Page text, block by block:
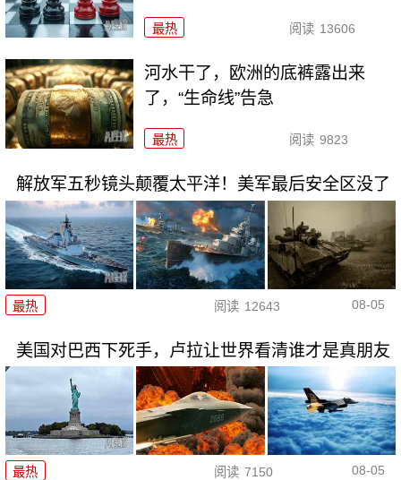
最热 阅读 13606
河水干了，欧洲的底裤露出来
了，“生命线”告急
最热 阅读 9823
解放军五秒镜头颠覆太平洋！美军最后安全区没了
最热 阅读 12643 08-05
美国对巴西下死手，卢拉让世界看清谁才是真朋友
最热 阅读 7150 08-05